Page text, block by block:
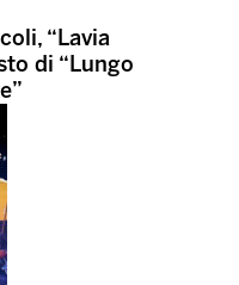
“Lavia
di “Lungo